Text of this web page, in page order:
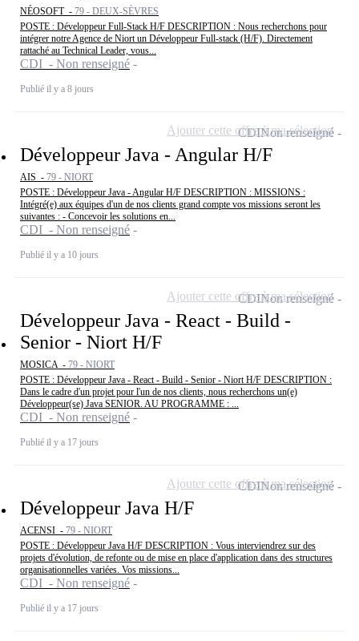
NÉOSOFT - 79 - DEUX-SÈVRES
POSTE : Développeur Full-Stack H/F DESCRIPTION : Nous recherchons pour
intégrer notre Agence de Niort un Développeur Full-stack (H/F). Directement
rattaché au Technical Leader, vous...
CDI - Non renseigné
Publié il y a 8 jours
Développeur Java - Angular H/F
AIS - 79 - NIORT
POSTE : Développeur Java - Angular H/F DESCRIPTION : MISSIONS :
Intégré(e) aux équipes d'un de nos clients grand compte vos missions seront les
suivantes : - Concevoir les solutions en...
CDI - Non renseigné
Publié il y a 10 jours
CDINon renseigné
Ajouter cette offre à ma sélection
Développeur Java - React - Build -
Senior - Niort H/F
MOSICA - 79 - NIORT
POSTE : Développeur Java - React - Build - Senior - Niort H/F DESCRIPTION :
Dans le cadre d'un projet pour l'un de nos clients, nous recherchons un(e)
Développeur(se) Java SENIOR. AU PROGRAMME : ...
CDI - Non renseigné
Publié il y a 17 jours
CDINon renseigné
Ajouter cette offre à ma sélection
Développeur Java H/F
ACENSI - 79 - NIORT
POSTE : Développeur Java H/F DESCRIPTION : Vous interviendrez sur des
projets d'évolution, de refonte ou de mise en place d'application dans des structures
organisationnelles variées. Vos missions...
CDI - Non renseigné
Publié il y a 17 jours
CDINon renseigné
Ajouter cette offre à ma sélection